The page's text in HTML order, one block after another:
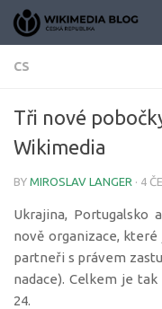
Skip to content
CS
Tři nové
Wikimedia
BY MIROSLAV LANGER · 4
Ukrajina,
nově organizace,
partneři s právem
nadace). Celkem je
24.